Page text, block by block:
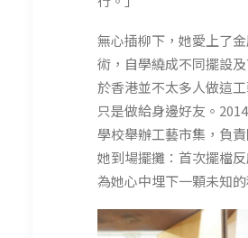
無心插柳下，她愛上了
術，自學繞成不同擺設
於香港並不太多人做這
只是做給身邊好友。
學校舉辦工藝市集，負
她到場擺攤：首次擺檔反
為她心中埋下一顆未知的